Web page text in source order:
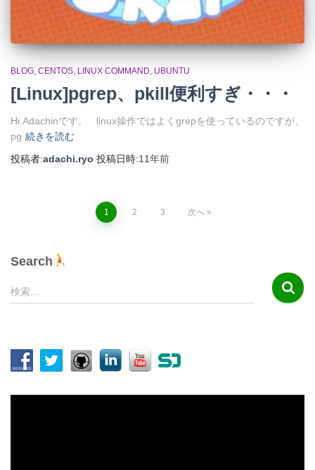
BLOG CENTOS LINUX COMMAND UBUNTU
[Linux]pgrep、pkill便利すぎ・・・
Hi.Adachinです。 linux操作ではよくgrepを使っているのですが、
pg 続きを読む
投稿者:adachi.ryo 投稿日時:11年前
ジ
1 2 3 次へ
Search
検
索
検索…